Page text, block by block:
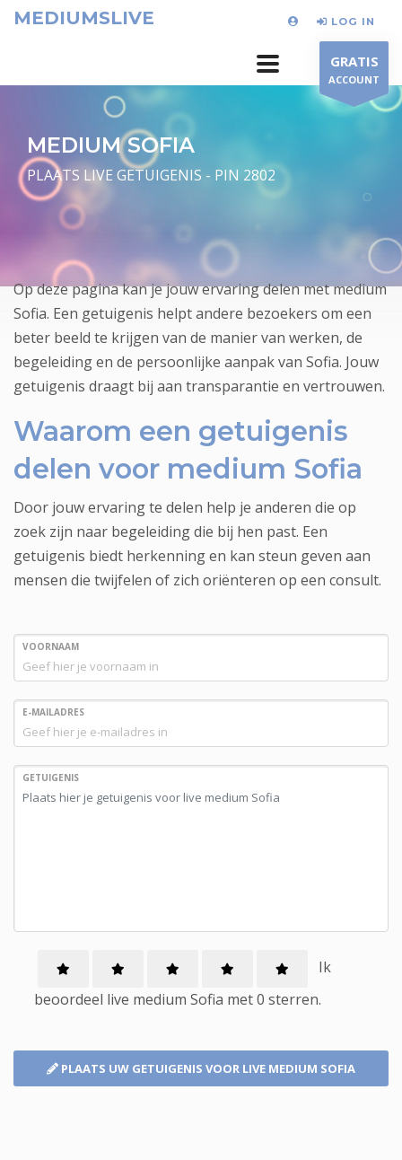
MEDIUMSLIVE LOG IN
GRATIS
ACCOUNT
MEDIUM SOFIA
PLAATS LIVE GETUIGENIS - PIN 2802
Op deze pagina kan je jouw ervaring delen met medium
Sofia. Een getuigenis helpt andere bezoekers om een
beter beeld te krijgen van de manier van werken, de
begeleiding en de persoonlijke aanpak van Sofia. Jouw
getuigenis draagt bij aan transparantie en vertrouwen.
Waarom een getuigenis
delen voor medium Sofia
Door jouw ervaring te delen help je anderen die op
zoek zijn naar begeleiding die bij hen past. Een
getuigenis biedt herkenning en kan steun geven aan
mensen die twijfelen of zich oriënteren op een consult.
VOORNAAM
E-MAILADRES
GETUIGENIS
Ik
beoordeel live medium Sofia met0 sterren.
PLAATS UW GETUIGENIS VOOR LIVE MEDIUM SOFIA